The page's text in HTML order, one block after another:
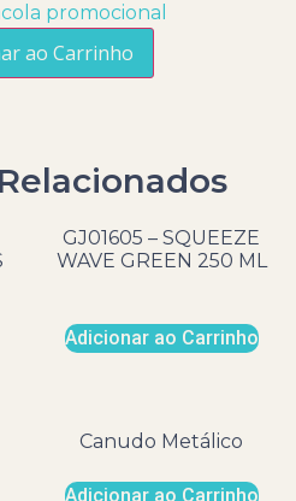
promocional
ao Carrinho
GJ01605 – SQUEEZE
WAVE GREEN 250 ML
Adicionar ao Carrinho
Canudo Metálico
Adicionar ao Carrinho